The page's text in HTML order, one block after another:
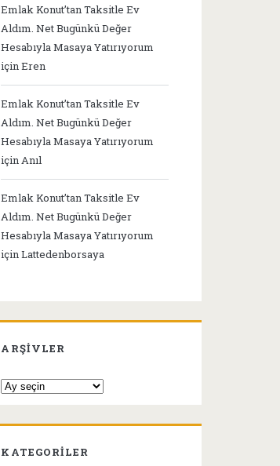
Emlak Konut’tan Taksitle Ev
Aldım. Net Bugünkü Değer
Hesabıyla Masaya Yatırıyorum
içinEren
Emlak Konut’tan Taksitle Ev
Aldım. Net Bugünkü Değer
Hesabıyla Masaya Yatırıyorum
içinAnıl
Emlak Konut’tan Taksitle Ev
Aldım. Net Bugünkü Değer
Hesabıyla Masaya Yatırıyorum
içinLattedenborsaya
ARŞIVLER
Arşivler
KATEGORILER